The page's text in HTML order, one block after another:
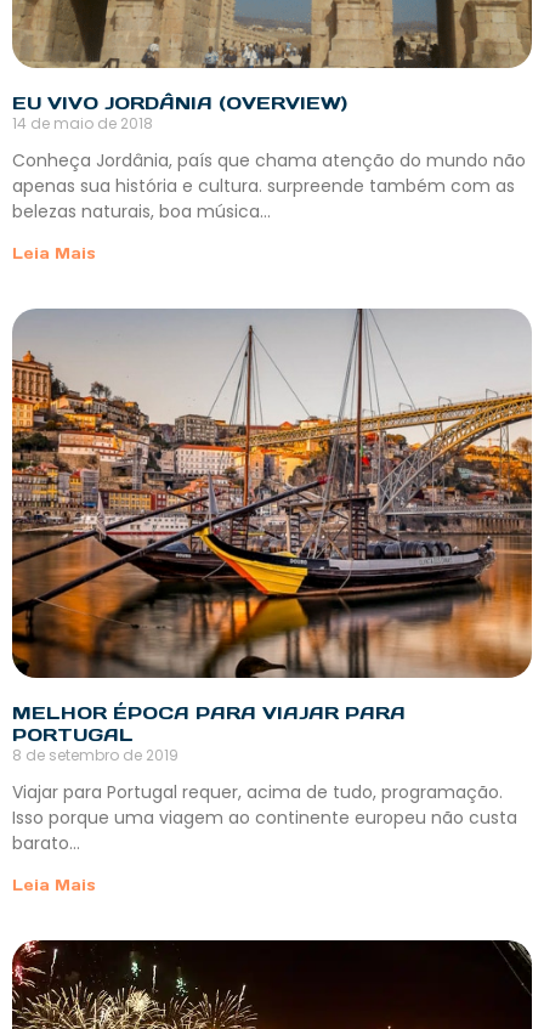
EU VIVO JORDÂNIA (OVERVIEW)
14 de maio de 2018
Conheça Jordânia, país que chama atenção do mundo não
apenas sua história e cultura. surpreende também com as
belezas naturais, boa música…
Leia Mais
MELHOR ÉPOCA PARA VIAJAR PARA
PORTUGAL
8 de setembro de 2019
Viajar para Portugal requer, acima de tudo, programação.
Isso porque uma viagem ao continente europeu não custa
barato…
Leia Mais